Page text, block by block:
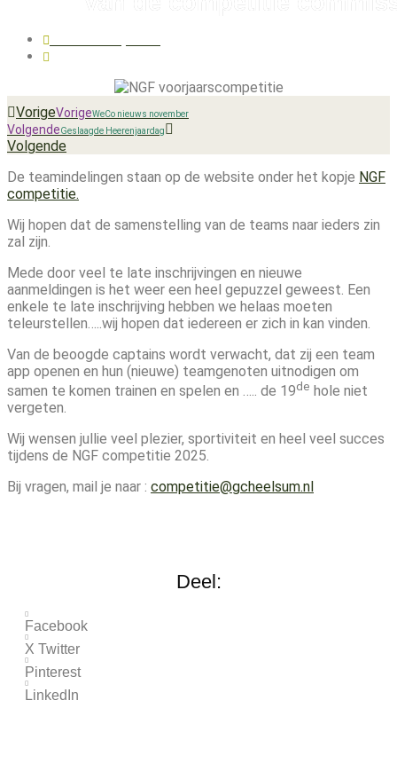
VorigeVorigeWeCo nieuws november
VolgendeGeslaagde Heerenjaardag
Volgende
De teamindelingen staan op de website onder het kopje NGF
competitie.
Wij hopen dat de samenstelling van de teams naar ieders zin
zal zijn.
Mede door veel te late inschrijvingen en nieuwe
aanmeldingen is het weer een heel gepuzzel geweest. Een
enkele te late inschrijving hebben we helaas moeten
teleurstellen…..wij hopen dat iedereen er zich in kan vinden.
Van de beoogde captains wordt verwacht, dat zij een team
app openen en hun (nieuwe) teamgenoten uitnodigen om
samen te komen trainen en spelen en ….. de 19de hole niet
vergeten.
Wij wensen jullie veel plezier, sportiviteit en heel veel succes
tijdens de NGF competitie 2025.
Bij vragen, mail je naar : competitie@gcheelsum.nl
Deel:
Facebook
X Twitter
Pinterest
LinkedIn